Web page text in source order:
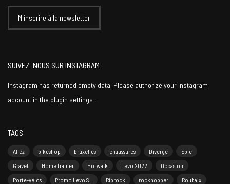
SUIVEZ-NOUS SUR INSTAGRAM
Instagram has returned empty data. Please authorize your Instagram
account in the plugin settings .
TAGS
Allez bikeshop bruxelles chaussures Diverge
Epic
Gravel
Home trainer Hotwalk Levo 2022
Occasion
Porte-vélos
Promo Levo SL Riprock rockhopper
Roubaix